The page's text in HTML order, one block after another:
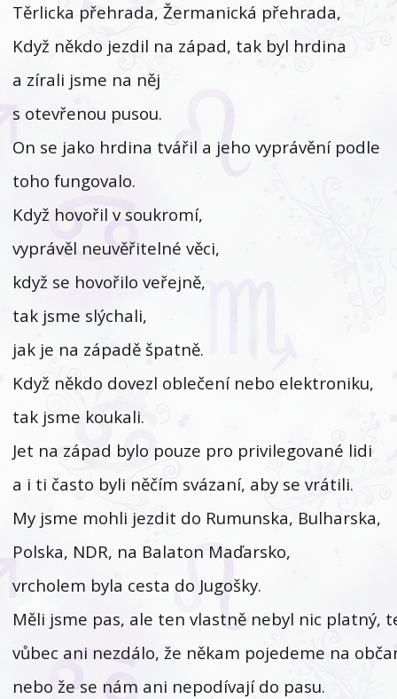
Těrlicka přehrada, Žermanická přehrada,
Když někdo jezdil na západ, tak byl hrdina
a zírali jsme na něj
s otevřenou pusou.
On se jako hrdina tvářil a jeho vyprávění podle
toho fungovalo.
Když hovořil v soukromí,
vyprávěl neuvěřitelné věci,
když se hovořilo veřejně,
tak jsme slýchali,
jak je na západě špatně.
Když někdo dovezl oblečení nebo elektroniku,
tak jsme koukali.
Jet na západ bylo pouze pro privilegované lidi
a i ti často byli něčím svázaní, aby se vrátili.
My jsme mohli jezdit do Rumunska, Bulharska,
Polska, NDR, na Balaton Maďarsko,
vrcholem byla cesta do Jugošky.
Měli jsme pas, ale ten vlastně nebyl nic platný,
vůbec ani nezdálo, že někam pojedeme na
nebo že se nám ani nepodívají do pasu.